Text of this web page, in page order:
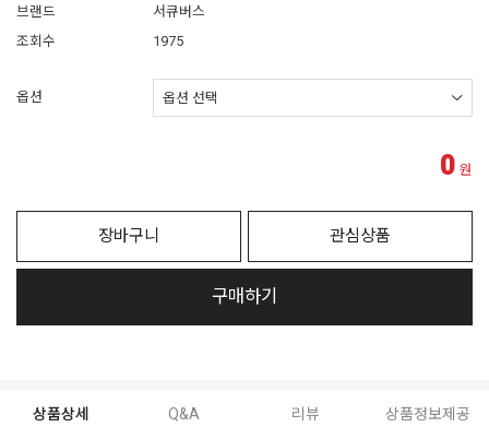
브랜드
서큐버스
조회수
1975
옵션
0 원
장바구니 관심상품
구매하기
상품상세 Q&A 리뷰 상품정보제공